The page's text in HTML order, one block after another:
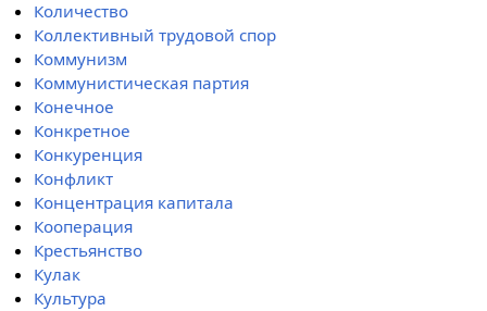
Количество
Коллективный трудовой спор
Коммунизм
Коммунистическая партия
Конечное
Конкретное
Конкуренция
Конфликт
Концентрация капитала
Кооперация
Крестьянство
Кулак
Культура